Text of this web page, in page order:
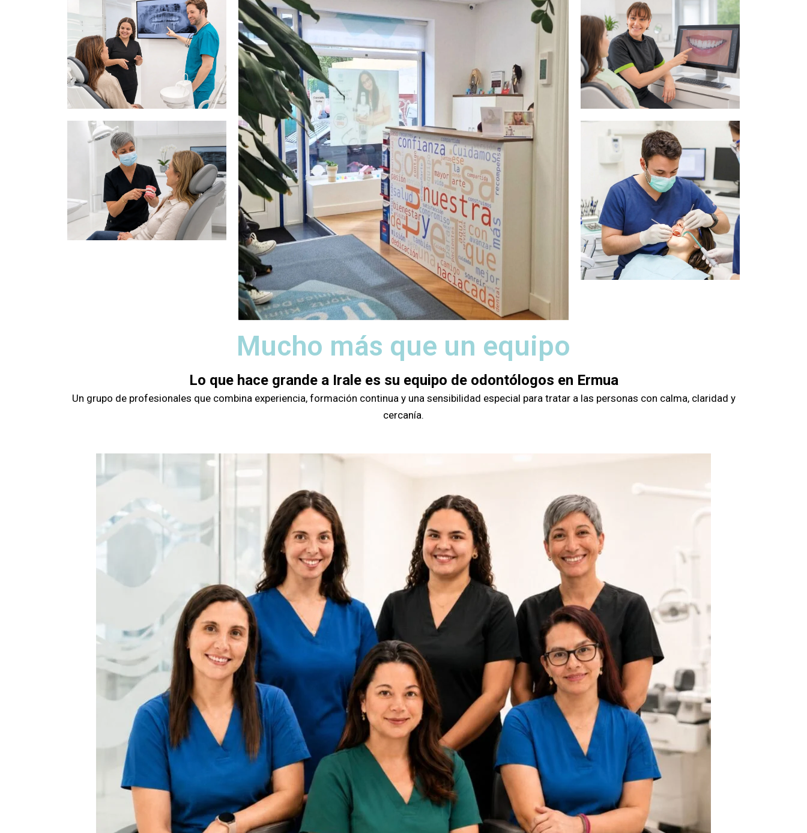
Mucho más que un equipo
Lo que hace grande a Irale es su equipo de odontólogos en Ermua
Un grupo de profesionales que combina experiencia, formación continua y una sensibilidad especial para tratar a las personas con calma, claridad y
cercanía.